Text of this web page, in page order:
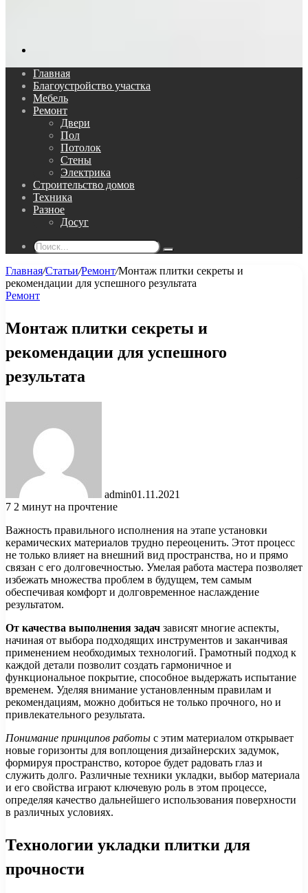
Главная
Благоустройство участка
Мебель
Ремонт
Двери
Пол
Потолок
Стены
Электрика
Строительство домов
Техника
Разное
Досуг
Поиск...
Главная/Статьи/Ремонт/Монтаж плитки секреты и
рекомендации для успешного результата
Ремонт
Монтаж плитки секреты и
рекомендации для успешного
результата
admin01.11.2021
7 2 минут на прочтение
Важность правильного исполнения на этапе установки
керамических материалов трудно переоценить. Этот процесс
не только влияет на внешний вид пространства, но и прямо
связан с его долговечностью. Умелая работа мастера позволяет
избежать множества проблем в будущем, тем самым
обеспечивая комфорт и долговременное наслаждение
результатом.
От качества выполнения задач зависят многие аспекты,
начиная от выбора подходящих инструментов и заканчивая
применением необходимых технологий. Грамотный подход к
каждой детали позволит создать гармоничное и
функциональное покрытие, способное выдержать испытание
временем. Уделяя внимание установленным правилам и
рекомендациям, можно добиться не только прочного, но и
привлекательного результата.
Понимание принципов работы с этим материалом открывает
новые горизонты для воплощения дизайнерских задумок,
формируя пространство, которое будет радовать глаз и
служить долго. Различные техники укладки, выбор материала
и его свойства играют ключевую роль в этом процессе,
определяя качество дальнейшего использования поверхности
в различных условиях.
Технологии укладки плитки для
прочности